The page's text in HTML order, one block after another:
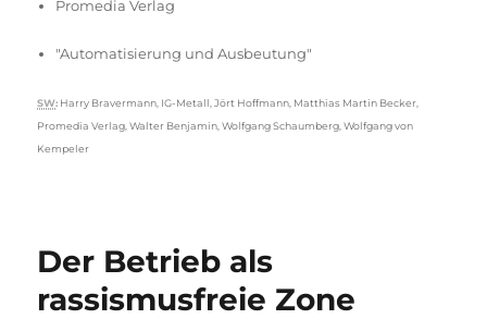
Promedia Verlag
"Automatisierung und Ausbeutung"
Schlagwörter
SW: Harry Bravermann IG-Metall ,Jört Hoffmann Matthias Martin Becker
Promedia Verlag ,Walter Benjamin ,Wolfgang Schaumberg ,Wolfgang von
Kempeler
Der Betrieb als
rassismusfreie Zone